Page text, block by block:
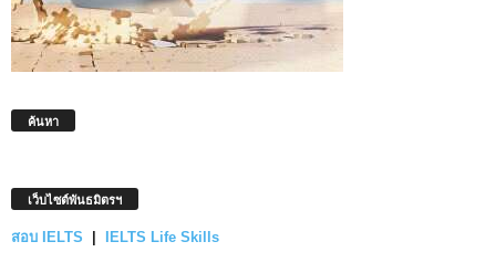
ค้นหา
เว็บไซต์พันธมิตรฯ
สอบ IELTS IELTS Life Skills